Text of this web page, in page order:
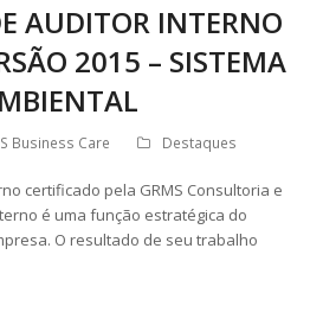
AUDITOR INTERNO
2015 – SISTEMA
Business Care Destaques
certificado pela GRMS Consultoria e
é uma função estratégica do
O resultado de seu trabalho